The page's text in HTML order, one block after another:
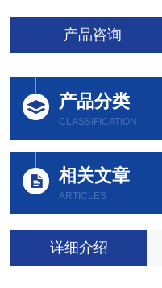
产品咨询
产品分类
CLASSIFICATION
相关文章
ARTICLES
详细介绍